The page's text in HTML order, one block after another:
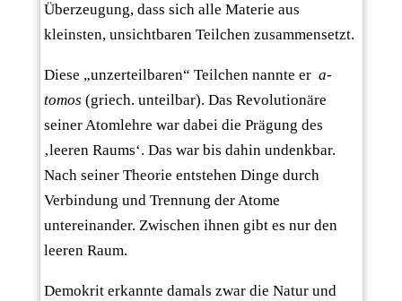
Überzeugung, dass sich alle Materie aus
kleinsten, unsichtbaren Teilchen zusammensetzt.
Diese „unzerteilbaren“ Teilchen nannte er a-
tomos (griech. unteilbar). Das Revolutionäre
seiner Atomlehre war dabei die Prägung des
‚leeren Raums‘. Das war bis dahin undenkbar.
Nach seiner Theorie entstehen Dinge durch
Verbindung und Trennung der Atome
untereinander. Zwischen ihnen gibt es nur den
leeren Raum.
Demokrit erkannte damals zwar die Natur und